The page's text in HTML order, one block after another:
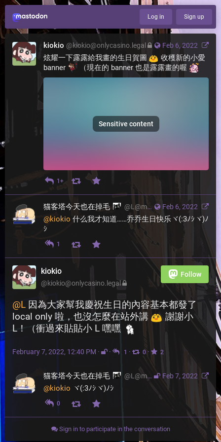
Log in Sign up
Feb 6, 2022
kiokio @kiokio@onlycasino.legal
炫耀一下露露給我畫的生日賀圖
收穫新的小愛
banner
（現在的 banner 也是露露畫的喔
Sensitive content
1+
Feb 6, 2022
猫客塔今天也在掉毛 @L@moresci.sale
@kiokio 什么我才知道……乔乔生日快乐ヾ(:3ﾉｼヾ)ﾉ
ｼ
1
kiokio
@kiokio@onlycasino.legal
Follow
@L 因為大家幫我慶祝生日的內容基本都發了
local only 啦，也沒怎麼在站外講
謝謝小
L！（衝過來貼貼小 L 嘿嘿
February 7, 2022, 12:40 PM · · 1 · 0 · 2
Feb 7, 2022
猫客塔今天也在掉毛 @L@moresci.sale
@kiokio ヾ(:3ﾉｼヾ)ﾉｼ
0
Sign in to participate in the conversation